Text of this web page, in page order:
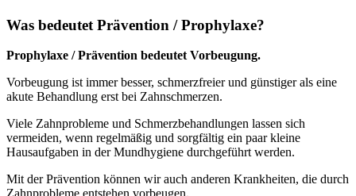
Was bedeutet Prävention / Prophylaxe?
Prophylaxe / Prävention bedeutet Vorbeugung.
Vorbeugung ist immer besser, schmerzfreier und günstiger als eine
akute Behandlung erst bei Zahnschmerzen.
Viele Zahnprobleme und Schmerzbehandlungen lassen sich
vermeiden, wenn regelmäßig und sorgfältig ein paar kleine
Hausaufgaben in der Mundhygiene durchgeführt werden.
Mit der Prävention können wir auch anderen Krankheiten, die durch